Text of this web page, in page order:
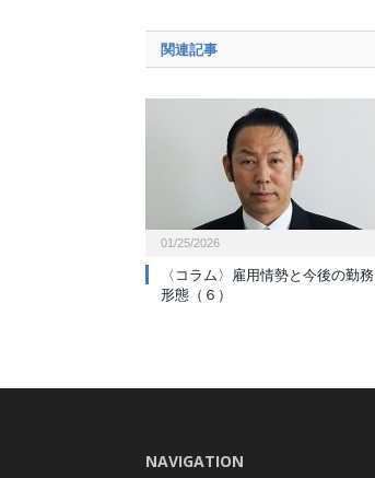
関連記事
01/25/2026
〈コラム〉雇用情勢と今後の勤務
形態（６）
NAVIGATION